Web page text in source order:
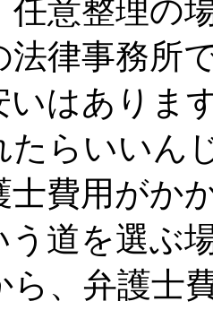
任意整理の
法律事務所
いはありま
たらいいん
士費用がか
う道を選ぶ
ら、弁護士